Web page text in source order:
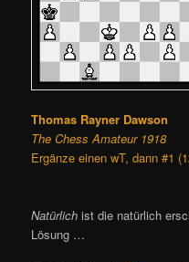
Thomas Rayner Dawson
The Chess Amateur 1918
Ergänze einen wT, dann #1
Natürlich ist die natürlich
Lösung …